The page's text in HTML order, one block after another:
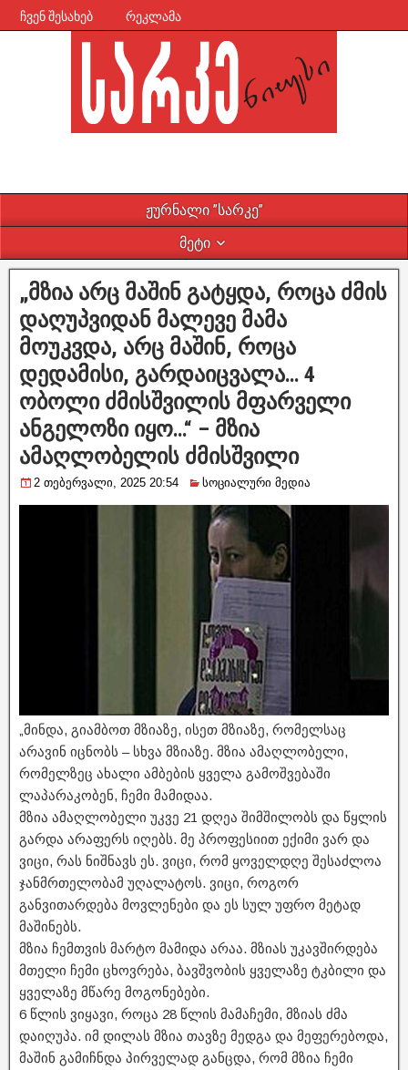
ჩვენ შესახებ რეკლამა
ჟურნალი ”სარკე”
მეტი
„მზია არც მაშინ გატყდა, როცა ძმის
დაღუპვიდან მალევე მამა
მოუკვდა, არც მაშინ, როცა
დედამისი, გარდაიცვალა… 4
ობოლი ძმისშვილის მფარველი
ანგელოზი იყო…“ – მზია
ამაღლობელის ძმისშვილი
2 თებერვალი, 2025 20:54 სოციალური მედია
„მინდა, გიამბოთ მზიაზე, ისეთ მზიაზე, რომელსაც
არავინ იცნობს – სხვა მზიაზე. მზია ამაღლობელი,
რომელზეც ახალი ამბების ყველა გამოშვებაში
ლაპარაკობენ, ჩემი მამიდაა.
მზია ამაღლობელი უკვე 21 დღეა შიმშილობს და წყლის
გარდა არაფერს იღებს. მე პროფესიით ექიმი ვარ და
ვიცი, რას ნიშნავს ეს. ვიცი, რომ ყოველდღე შესაძლოა
ჯანმრთელობამ უღალატოს. ვიცი, როგორ
განვითარდება მოვლენები და ეს სულ უფრო მეტად
მაშინებს.
მზია ჩემთვის მარტო მამიდა არაა. მზიას უკავშირდება
მთელი ჩემი ცხოვრება, ბავშვობის ყველაზე ტკბილი და
ყველაზე მწარე მოგონებები.
6 წლის ვიყავი, როცა 28 წლის მამაჩემი, მზიას ძმა
დაიღუპა. იმ დილას მზია თავზე მედგა და მეფერებოდა,
მაშინ გამიჩნდა პირველად განცდა, რომ მზია ჩემი